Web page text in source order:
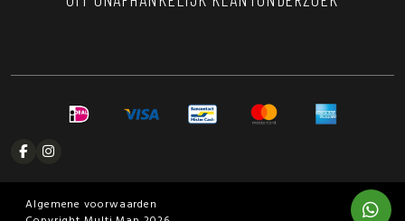
Algemene voorwaarden